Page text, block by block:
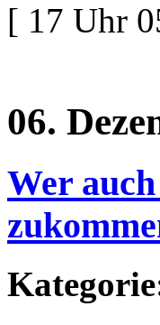
[ 17 Uhr
06.
Wer